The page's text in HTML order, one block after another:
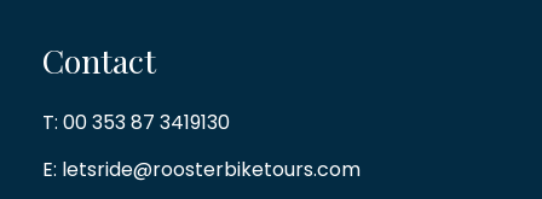
Contact
T: 00 353 87 3419130
E: letsride@roosterbiketours.com